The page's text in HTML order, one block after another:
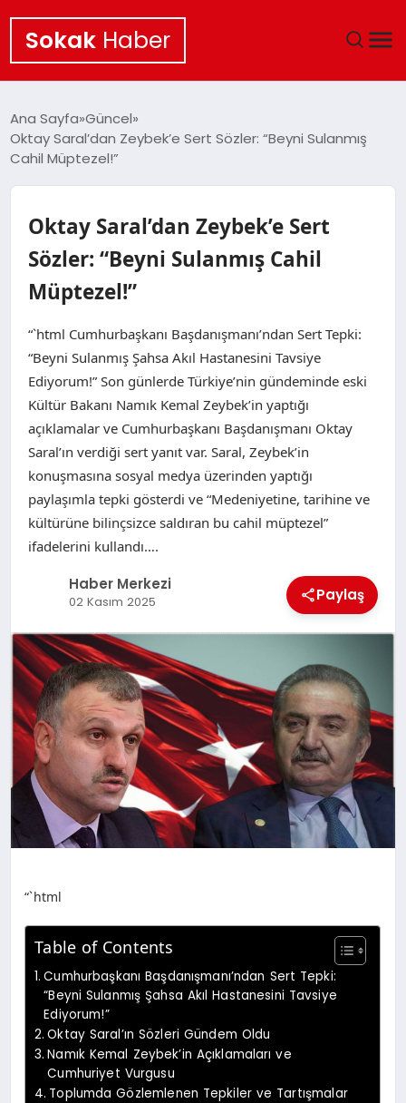
Sokak Haber
EKONOMI
KÜLTÜR SANAT
SAĞLIK
TEKNOLOJI
Ana Sayfa Güncel
Oktay Saral’dan Zeybek’e Sert Sözler: “Beyni Sulanmış
Cahil Müptezel!”
Oktay Saral’dan Zeybek’e Sert
Sözler: “Beyni Sulanmış Cahil
Müptezel!”
“`html Cumhurbaşkanı Başdanışmanı’ndan Sert Tepki:
“Beyni Sulanmış Şahsa Akıl Hastanesini Tavsiye
Ediyorum!” Son günlerde Türkiye’nin gündeminde eski
Kültür Bakanı Namık Kemal Zeybek’in yaptığı
açıklamalar ve Cumhurbaşkanı Başdanışmanı Oktay
Saral’ın verdiği sert yanıt var. Saral, Zeybek’in
konuşmasına sosyal medya üzerinden yaptığı
paylaşımla tepki gösterdi ve “Medeniyetine, tarihine ve
kültürüne bilinçsizce saldıran bu cahil müptezel”
ifadelerini kullandı….
Haber Merkezi
02 Kasım 2025 Paylaş
“`html
Table of Contents
Cumhurbaşkanı Başdanışmanı’ndan Sert Tepki:
“Beyni Sulanmış Şahsa Akıl Hastanesini Tavsiye
Ediyorum!”
Oktay Saral’ın Sözleri Gündem Oldu
Namık Kemal Zeybek’in Açıklamaları ve
Cumhuriyet Vurgusu
Toplumda Gözlemlenen Tepkiler ve Tartışmalar